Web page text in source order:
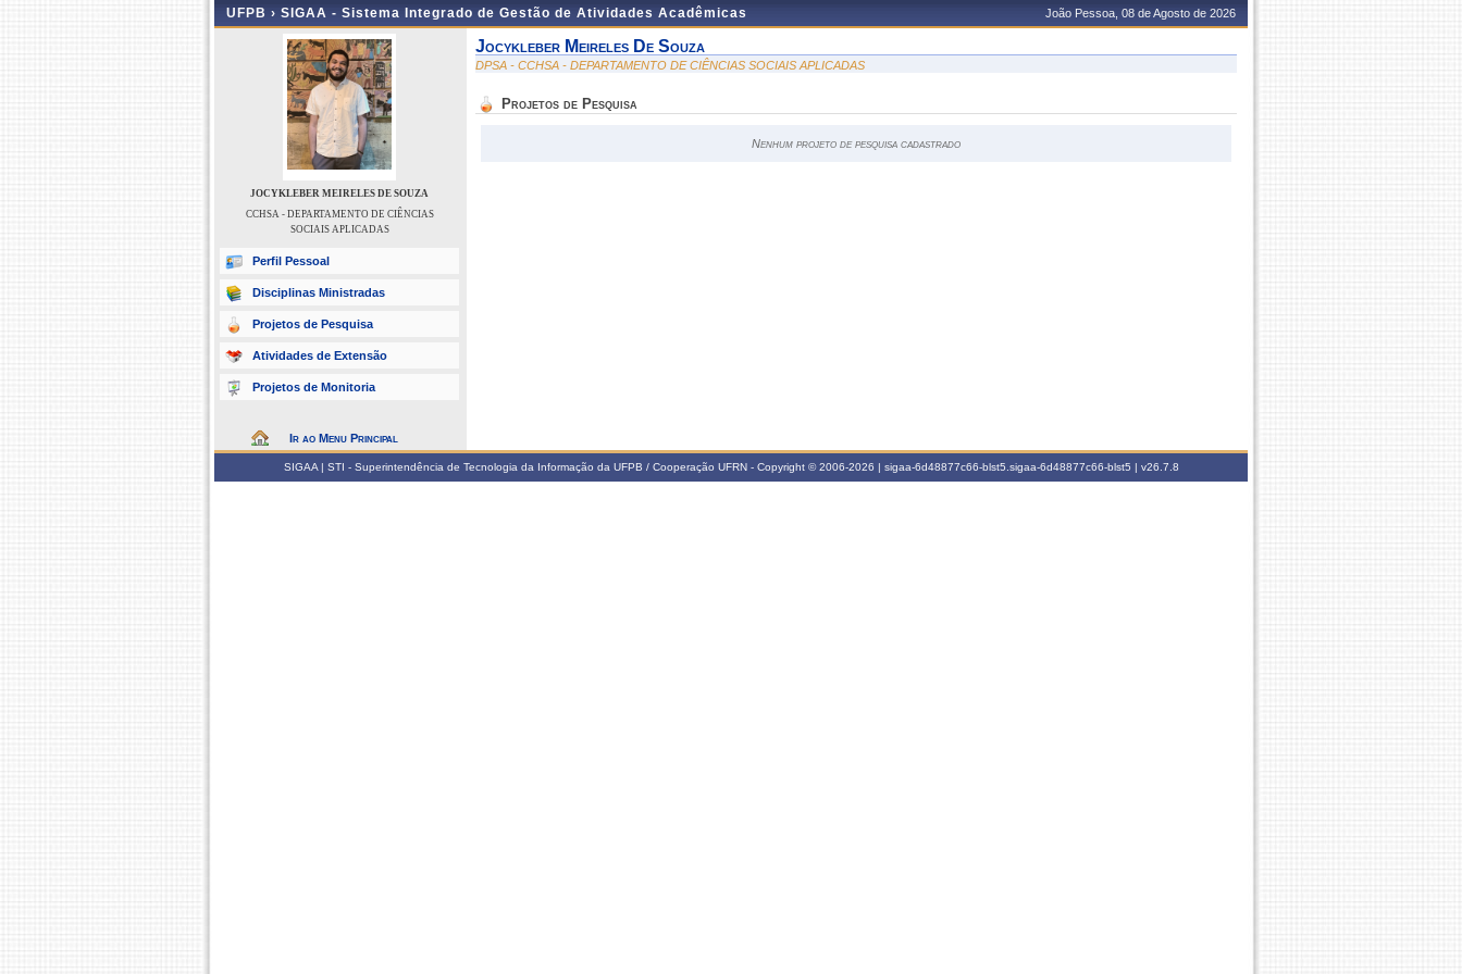
UFPB › SIGAA - Sistema Integrado de Gestão de Atividades Acadêmicas João Pessoa, 08 de Agosto de 2026
JOCYKLEBER MEIRELES DE SOUZA
CCHSA - DEPARTAMENTO DE CIÊNCIAS
SOCIAIS APLICADAS
Perfil Pessoal
Disciplinas Ministradas
Projetos de Pesquisa
Atividades de Extensão
Projetos de Monitoria
Ir ao Menu Principal
Jocykleber Meireles De Souza
DPSA - CCHSA - DEPARTAMENTO DE CIÊNCIAS SOCIAIS APLICADAS
Projetos de Pesquisa
Nenhum projeto de pesquisa cadastrado
SIGAA | STI - Superintendência de Tecnologia da Informação da UFPB / Cooperação UFRN - Copyright © 2006-2026 | sigaa-6d48877c66-blst5.sigaa-6d48877c66-blst5 | v26.7.8